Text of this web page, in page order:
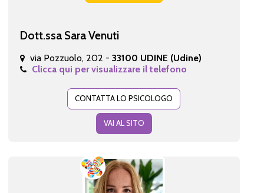
Dott.ssa Sara Venuti
via Pozzuolo, 202 - 33100 UDINE (Udine)
Clicca qui per visualizzare il telefono
CONTATTA LO PSICOLOGO
VAI AL SITO